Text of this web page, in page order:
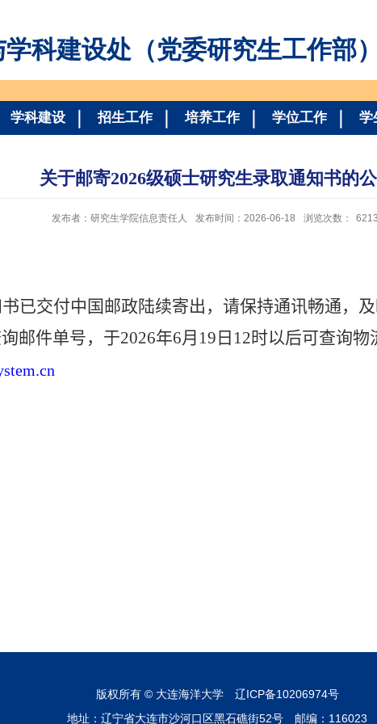
科建设处（党委研究生工作部）
学科建设 招生工作 培养工作 学位工作 学
关于邮寄2026级硕士研究生录取通知书的
发布者：研究生学院信息责任人 发布时间：2026-06-18 浏览次数： 6213
已交付中国邮政陆续寄出，请保持通讯畅通，
邮件单号，于2026年6月 19 日 12时以后可查询物
版权所有 © 大连海洋大学 辽ICP备10206974号
地址：辽宁省大连市沙河口区黑石礁街52号 邮编：116023